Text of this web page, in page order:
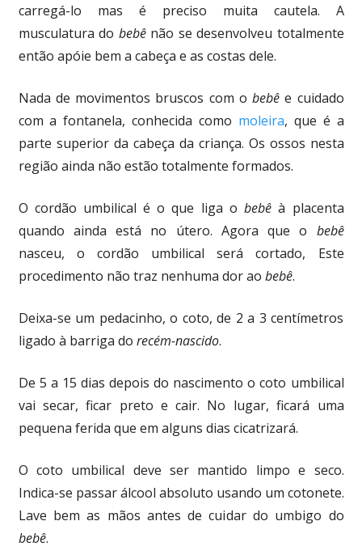
carregá-lo mas é preciso muita cautela. A
musculatura do bebênão se desenvolveu totalmente
então apóie bem a cabeça e as costas dele.
Nada de movimentos bruscos com o bebê e cuidado
com a fontanela, conhecida como moleira, que é a
parte superior da cabeça da criança. Os ossos nesta
região ainda não estão totalmente formados.
O cordão umbilical é o que liga obebê à placenta
quando ainda está no útero. Agora que o bebê
nasceu, o cordão umbilical será cortado, Este
procedimento não traz nenhuma dor ao bebê.
Deixa-se um pedacinho, o coto, de 2 a 3 centímetros
ligado à barriga do recém-nascido.
De 5 a 15 dias depois do nascimento o coto umbilical
vai secar, ficar preto e cair. No lugar, ficará uma
pequena ferida que em alguns dias cicatrizará.
O coto umbilical deve ser mantido limpo e seco.
Indica-se passar álcool absoluto usando um cotonete.
Lave bem as mãos antes de cuidar do umbigo do
bebê.